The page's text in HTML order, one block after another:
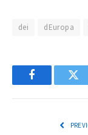
dei dEuropa
Facebook